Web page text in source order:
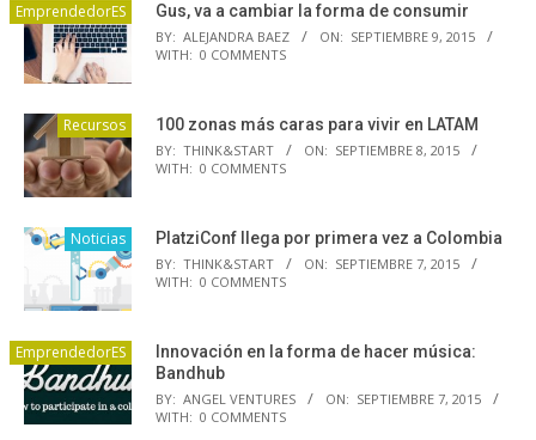
EmprendedorES Gus, va a cambiar la forma de consumir
BY: ALEJANDRA BAEZ ON: SEPTIEMBRE 9, 2015
WITH: 0 COMMENTS
Recursos 100 zonas más caras para vivir en LATAM
BY: THINK&START ON: SEPTIEMBRE 8, 2015
WITH: 0 COMMENTS
Noticias PlatziConf llega por primera vez a Colombia
BY: THINK&START ON: SEPTIEMBRE 7, 2015
WITH: 0 COMMENTS
EmprendedorES
Innovación en la forma de hacer música:
Bandhub
BY: ANGEL VENTURES ON: SEPTIEMBRE 7, 2015
WITH: 0 COMMENTS